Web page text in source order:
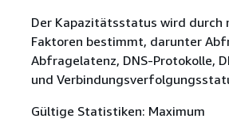
Der Kapazitätsstatus wird durch
Faktoren bestimmt, darunter
Abfragelatenz, DNS-Protokolle,
und
Gültige Statistiken: Maximum